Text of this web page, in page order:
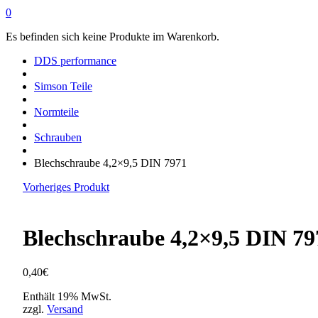
0
Es befinden sich keine Produkte im Warenkorb.
DDS performance
Simson Teile
Normteile
Schrauben
Blechschraube 4,2×9,5 DIN 7971
Vorheriges Produkt
Blechschraube 4,2×9,5 DIN
0,40€
Enthält 19% MwSt.
zzgl. Versand